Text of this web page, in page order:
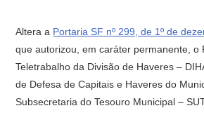
Altera a Portaria SF nº 299, de 1º de
que autorizou, em caráter permanente, o
Teletrabalho da Divisão de Haveres –
de Defesa de Capitais e Haveres do
Subsecretaria do Tesouro Municipal –